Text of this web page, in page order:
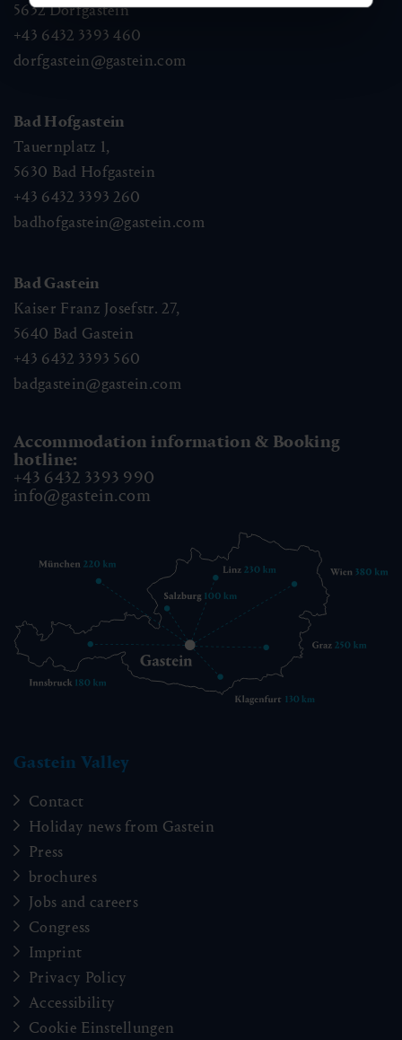
5632 Dorfgastein
+43 6432 3393 460
dorfgastein@gastein.com
Bad Hofgastein
Tauernplatz 1,
5630 Bad Hofgastein
+43 6432 3393 260
badhofgastein@gastein.com
Bad Gastein
Kaiser Franz Josefstr. 27,
5640 Bad Gastein
+43 6432 3393 560
badgastein@gastein.com
Accommodation information & Booking
hotline:
+43 6432 3393 990
info@gastein.com
Gastein Valley
Contact
Holiday news from Gastein
Press
brochures
Jobs and careers
Congress
Imprint
Privacy Policy
Accessibility
Cookie Einstellungen